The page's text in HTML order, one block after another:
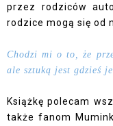
przez rodziców
rodzice mogą się od
Chodzi mi o to, że
ale sztuką jest gdzieś
Książkę polecam
także fanom